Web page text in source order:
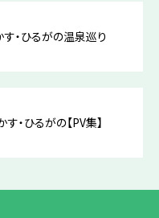
す・ひるがの温泉巡り
す・ひるがの【PV集】